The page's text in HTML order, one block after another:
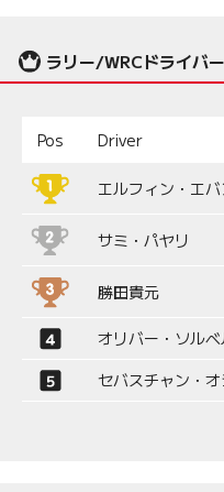
ラリー/WRCドライバ
Pos Driver
エルフィン・エバ
サミ・パヤリ
勝田貴元
オリバー・ソル
セバスチャン・オ